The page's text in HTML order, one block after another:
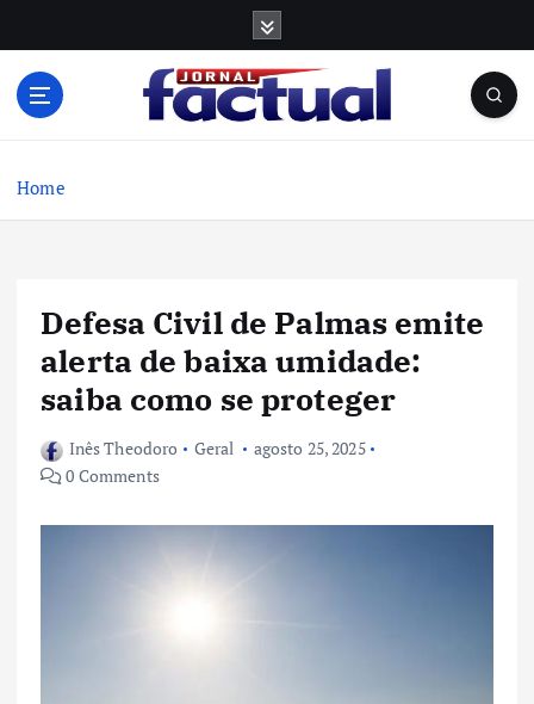
Home
Defesa Civil de Palmas emite
alerta de baixa umidade:
saiba como se proteger
Inês Theodoro Geral
agosto 25, 2025
0 Comments